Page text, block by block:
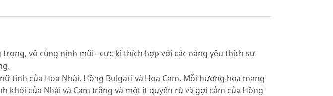
vô cùng nịnh mũi - cực kì thích hợp với các nàng yêu thích sự
tính của Hoa Nhài, Hồng Bulgari và Hoa Cam. Mỗi hương hoa mang
của Nhài và Cam trắng và một ít quyến rũ và gợi cảm của Hồng